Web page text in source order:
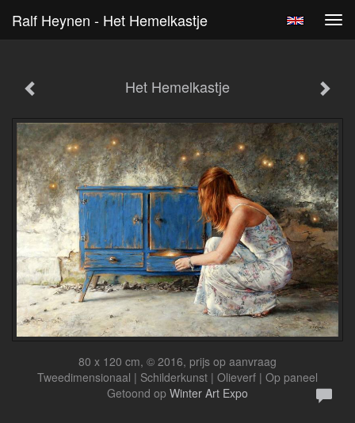
Ralf Heynen - Het Hemelkastje
Het Hemelkastje
80 x 120 cm, © 2016, prijs op aanvraag
Tweedimensionaal | Schilderkunst | Olieverf | Op paneel
Getoond op Winter Art Expo